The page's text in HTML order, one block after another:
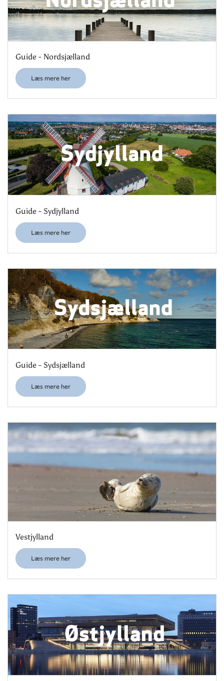
Guide - Nordsjælland
Læs mere her
Guide - Sydjylland
Læs mere her
Guide - Sydsjælland
Læs mere her
Vestjylland
Læs mere her